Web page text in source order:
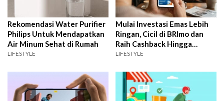
Rekomendasi Water Purifier
Philips Untuk Mendapatkan
Air Minum Sehat di Rumah
LIFESTYLE
Mulai Investasi Emas Lebih
Ringan, Cicil di BRImo dan
Raih Cashback Hingga
Ratusan Ribu
LIFESTYLE